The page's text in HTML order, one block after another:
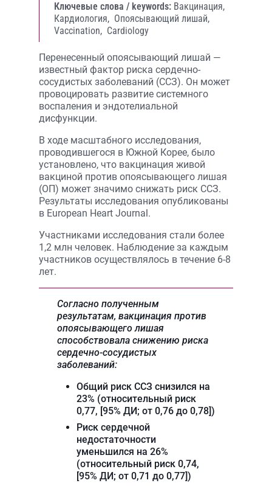
Ключевые слова / keywords: Вакцинация,
Кардиология, Опоясывающий лишай,
Vaccination, Cardiology
Перенесенный опоясывающий лишай —
известный фактор риска сердечно-
сосудистых заболеваний (ССЗ). Он может
провоцировать развитие системного
воспаления и эндотелиальной
дисфункции.
В ходе масштабного исследования,
проводившегося в Южной Корее, было
установлено, что вакцинация живой
вакциной против опоясывающего лишая
(ОП) может значимо снижать риск ССЗ.
Результаты исследования опубликованы
в European Heart Journal.
Участниками исследования стали более
1,2 млн человек. Наблюдение за каждым
участников осуществлялось в течение 6-8
лет.
Согласно полученным
результатам, вакцинация против
опоясывающего лишая
способствовала снижению риска
сердечно-сосудистых
заболеваний:
Общий риск ССЗ снизился на
23% (относительный риск
0,77, [95% ДИ; от 0,76 до 0,78])
Риск сердечной
недостаточности
уменьшился на 26%
(относительный риск 0,74,
[95% ДИ; от 0,71 до 0,77])